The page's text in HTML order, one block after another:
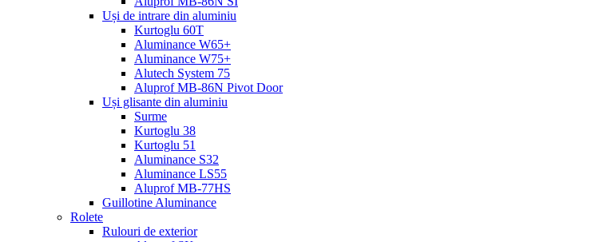
Uși de intrare din aluminiu
Kurtoglu 60T
Aluminance W65+
Aluminance W75+
Alutech System 75
Aluprof MB-86N Pivot Door
Uși glisante din aluminiu
Surme
Kurtoglu 38
Kurtoglu 51
Aluminance S32
Aluminance LS55
Aluprof MB-77HS
Guillotine Aluminance
Rolete
Rulouri de exterior